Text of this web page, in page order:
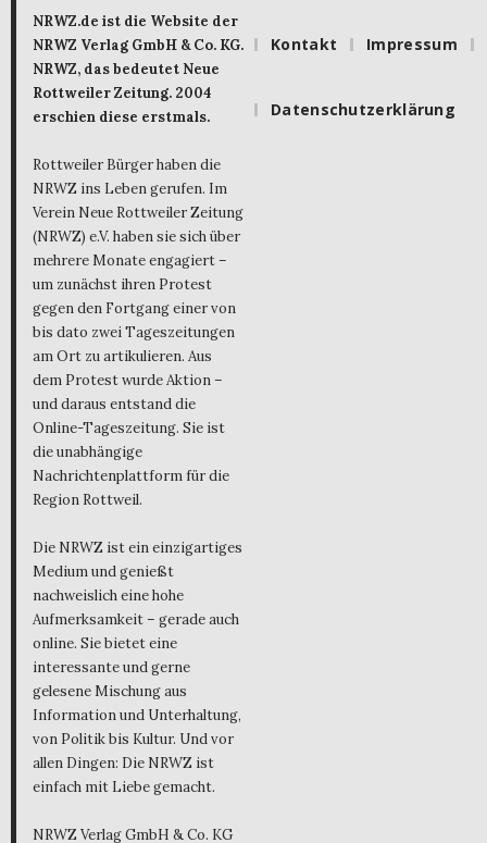
NRWZ.de ist die Website der
NRWZ Verlag GmbH & Co. KG.
NRWZ, das bedeutet Neue
Rottweiler Zeitung. 2004
erschien diese erstmals.
Rottweiler Bürger haben die
NRWZ ins Leben gerufen. Im
Verein Neue Rottweiler Zeitung
(NRWZ) e.V. haben sie sich über
mehrere Monate engagiert –
um zunächst ihren Protest
gegen den Fortgang einer von
bis dato zwei Tageszeitungen
am Ort zu artikulieren. Aus
dem Protest wurde Aktion –
und daraus entstand die
Online-Tageszeitung. Sie ist
die unabhängige
Nachrichtenplattform für die
Region Rottweil.
Die NRWZ ist ein einzigartiges
Medium und genießt
nachweislich eine hohe
Aufmerksamkeit – gerade auch
online. Sie bietet eine
interessante und gerne
gelesene Mischung aus
Information und Unterhaltung,
von Politik bis Kultur. Und vor
allen Dingen: Die NRWZ ist
einfach mit Liebe gemacht.
NRWZ Verlag GmbH & Co. KG
Kontakt Impressum
Datenschutzerklärung